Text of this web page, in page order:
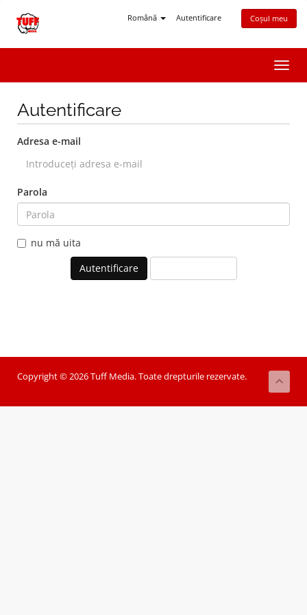
Română Autentificare Coșul meu
Autentificare
Adresa e-mail
Parola
nu mă uita
Copyright © 2026 Tuff Media. Toate drepturile rezervate.